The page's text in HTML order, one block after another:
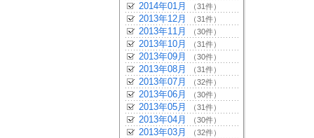
2014年01月 （31件）
2013年12月 （31件）
2013年11月 （30件）
2013年10月 （31件）
2013年09月 （30件）
2013年08月 （31件）
2013年07月 （32件）
2013年06月 （30件）
2013年05月 （31件）
2013年04月 （30件）
2013年03月 （32件）